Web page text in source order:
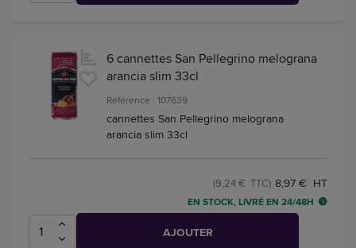
6 cannettes San Pellegrino melograna
arancia slim 33cl
Référence : 107639
cannettes San Pellegrino melograna
arancia slim 33cl
8,97 € HT
(9,24 € TTC)
EN STOCK, LIVRÉ EN 24/48H
AJOUTER